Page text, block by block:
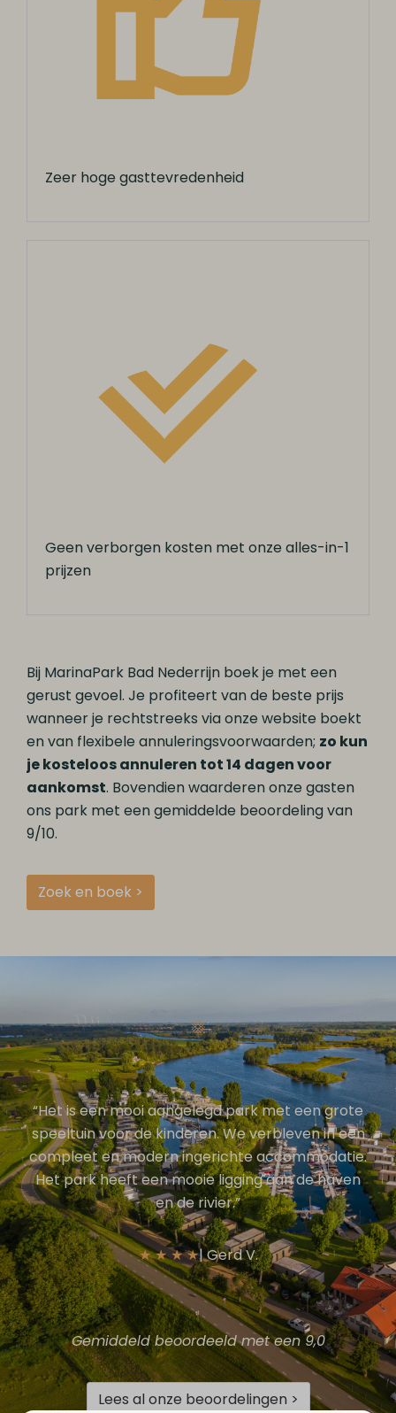
Zeer hoge gasttevredenheid
Geen verborgen kosten met onze alles-in-1
prijzen
Bij MarinaPark Bad Nederrijn boek je met een
gerust gevoel. Je profiteert van de beste prijs
wanneer je rechtstreeks via onze website boekt
en van flexibele annuleringsvoorwaarden; zo kun
je kosteloos annuleren tot 14 dagen voor
aankomst. Bovendien waarderen onze gasten
ons park met een gemiddelde beoordeling van
9/10.
Zoek en boek >
“Het is een mooi aangelegd park met een grote
speeltuin voor de kinderen. We verbleven in een
compleet en modern ingerichte accommodatie.
Het park heeft een mooie ligging aan de haven
en de rivier.”
★ ★ ★ ★| Gerd V.
Gemiddeld beoordeeld met een 9,0
Lees al onze beoordelingen >